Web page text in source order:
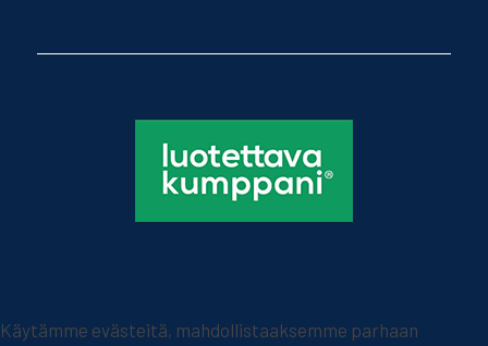
Käytämme evästeitä, mahdollistaaksemme parhaan